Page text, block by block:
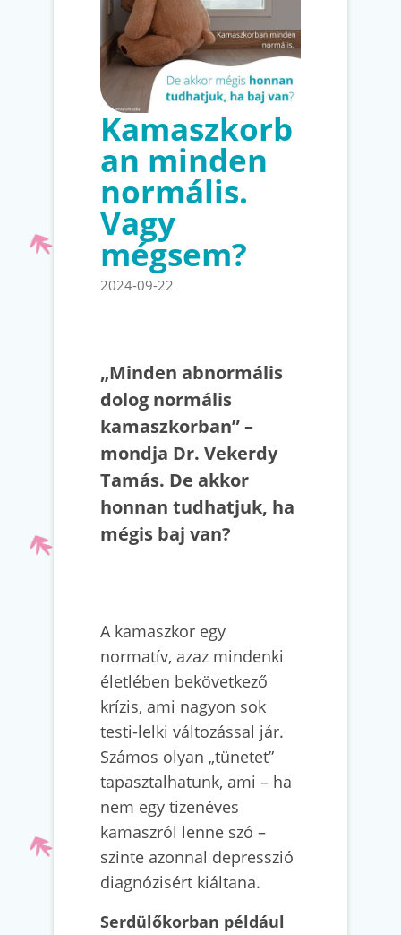
Kamaszkorb
an minden
normális.
Vagy
mégsem?
2024-09-22
„Minden abnormális
dolog normális
kamaszkorban” –
mondja Dr. Vekerdy
Tamás. De akkor
honnan tudhatjuk, ha
mégis baj van?
A kamaszkor egy
normatív, azaz mindenki
életlében bekövetkező
krízis, ami nagyon sok
testi-lelki változással jár.
Számos olyan „tünetet”
tapasztalhatunk, ami – ha
nem egy tizenéves
kamaszról lenne szó –
szinte azonnal depresszió
diagnózisért kiáltana.
Serdülőkorban például